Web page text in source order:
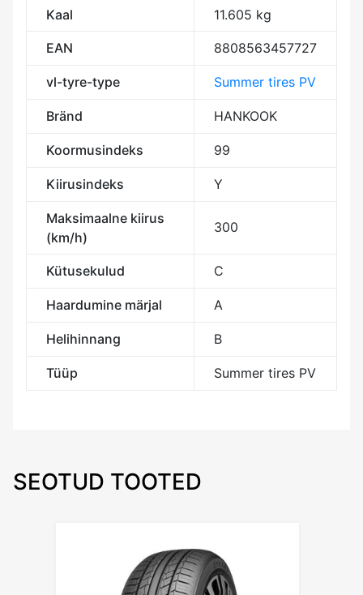
Kaal 11.605 kg
EAN 8808563457727
vl-tyre-type Summer tires PV
Bränd HANKOOK
Koormusindeks 99
Kiirusindeks Y
Maksimaalne kiirus
(km/h)
300
Kütusekulud C
Haardumine märjal A
Helihinnang B
Tüüp Summer tires PV
SEOTUD TOOTED